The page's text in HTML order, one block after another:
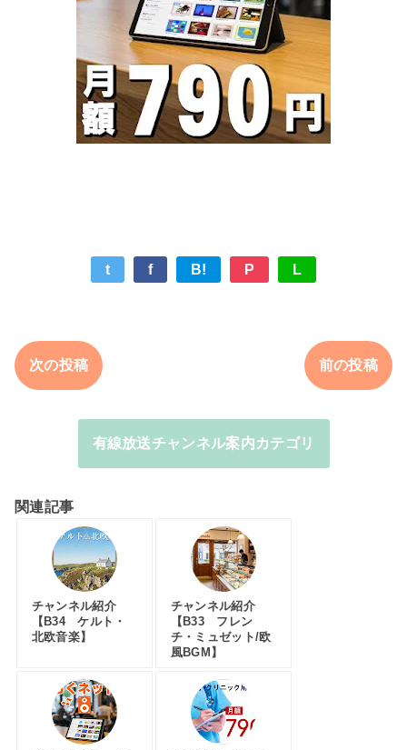
t f B! P L
次の投稿 前の投稿
有線放送チャンネル案内カテゴリ
関連記事
チャンネル紹介
【B34 ケルト・
北欧音楽】
チャンネル紹介
【B33 フレン
チ・ミュゼット/欧
風BGM】